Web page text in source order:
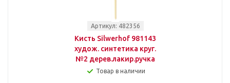
Артикул: 482356
Кисть Silwerhof 981143
худож. синтетика круг.
№2 дерев.лакир.ручка
Товар в наличии